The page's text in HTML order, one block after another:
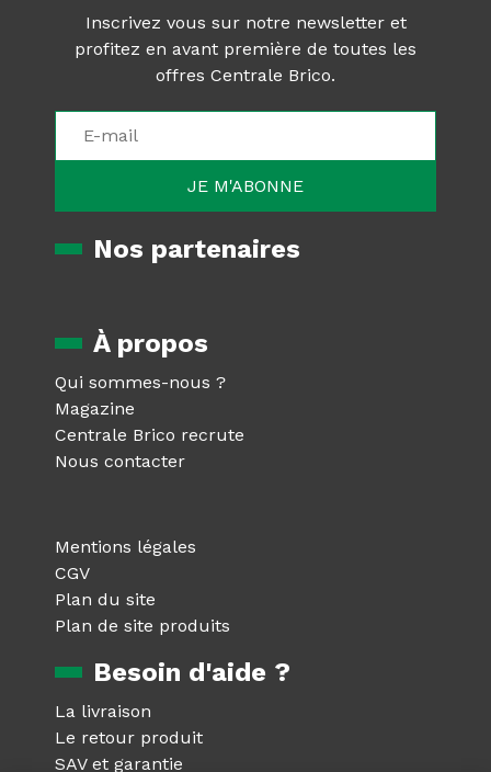
Inscrivez vous sur notre newsletter et
profitez en avant première de toutes les
offres Centrale Brico.
Nos partenaires
À propos
Qui sommes-nous ?
Magazine
Centrale Brico recrute
Nous contacter
Mentions légales
CGV
Plan du site
Plan de site produits
Besoin d'aide ?
La livraison
Le retour produit
SAV et garantie